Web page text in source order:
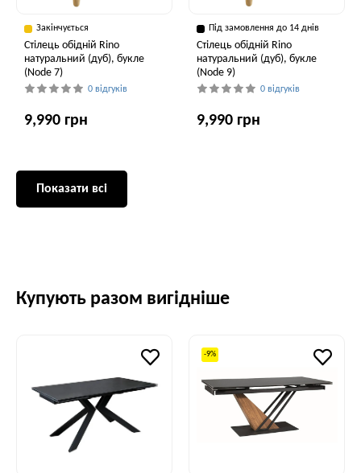
Закінчується
Стілець обідній Rino
натуральний (дуб), букле
(Node 7)
0 відгуків
9,990 грн
Під замовлення до 14 днів
Стілець обідній Rino
натуральний (дуб), букле
(Node 9)
0 відгуків
9,990 грн
Показати всі
Купують разом вигідніше
-9%